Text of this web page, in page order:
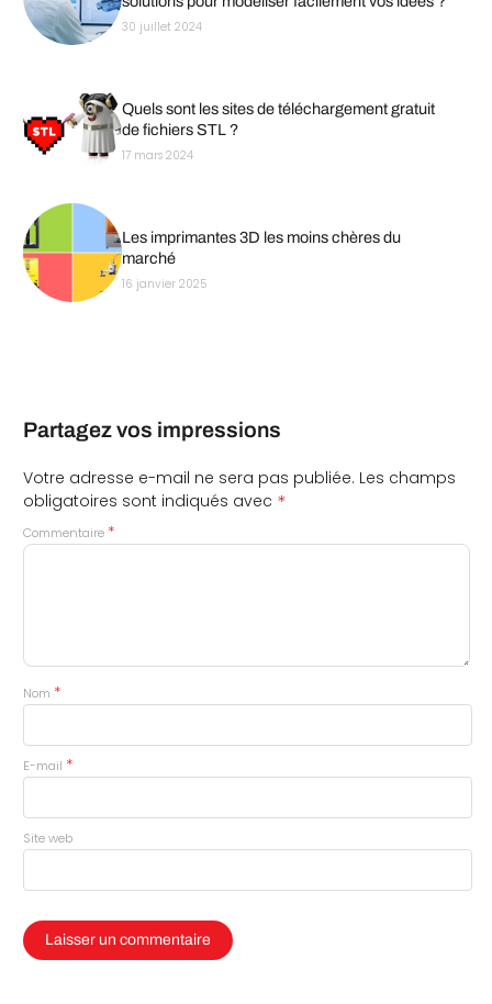
30 juillet 2024
Quels sont les sites de téléchargement gratuit
de fichiers STL ?
17 mars 2024
Les imprimantes 3D les moins chères du
marché
16 janvier 2025
Partagez vos impressions
Votre adresse e-mail ne sera pas publiée. Les champs
obligatoires sont indiqués avec *
Commentaire *
Nom *
E-mail *
Site web